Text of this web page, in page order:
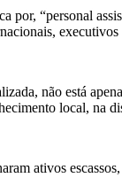
por, “personal
não está
local, na
ativos